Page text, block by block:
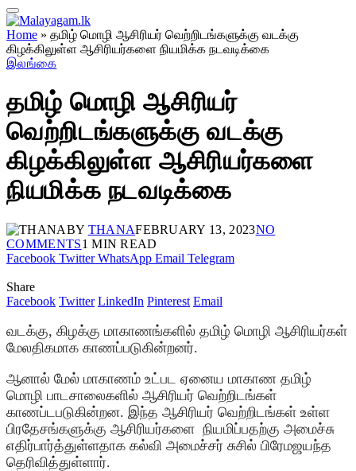
Home » தமிழ் மொழி ஆசிரியர் வெற்றிடங்களுக்கு வடக்கு
கிழக்கிலுள்ள ஆசிரியர்களை நியமிக்க நடவடிக்கை
இலங்கை
தமிழ் மொழி ஆசிரியர்
வெற்றிடங்களுக்கு வடக்கு
கிழக்கிலுள்ள ஆசிரியர்களை
நியமிக்க நடவடிக்கை
BY THANAFEBRUARY 13, 2023NO
COMMENTS1 MIN READ
Facebook Twitter WhatsApp Email Telegram
Share
Facebook Twitter LinkedIn Pinterest Email
வடக்கு, கிழக்கு மாகாணங்களில் தமிழ் மொழி ஆசிரியர்கள்
மேலதிகமாக காணப்படுகின்றனர்.
ஆனால் மேல் மாகாணம் உட்பட ஏனைய மாகாண தமிழ்
மொழி பாடசாலைகளில் ஆசிரியர் வெற்றிடங்கள்
காணப்டபடுகின்றன. இந்த ஆசிரியர் வெற்றிடங்கள் உள்ள
பிரதேசங்களுக்கு ஆசிரியர்களை நியமிப்பதற்கு அமைச்சு
எதிர்பார்த்துள்ளதாக கல்வி அமைச்சர் சுசில் பிரேமஜயந்த
தெரிவித்துள்ளார்.